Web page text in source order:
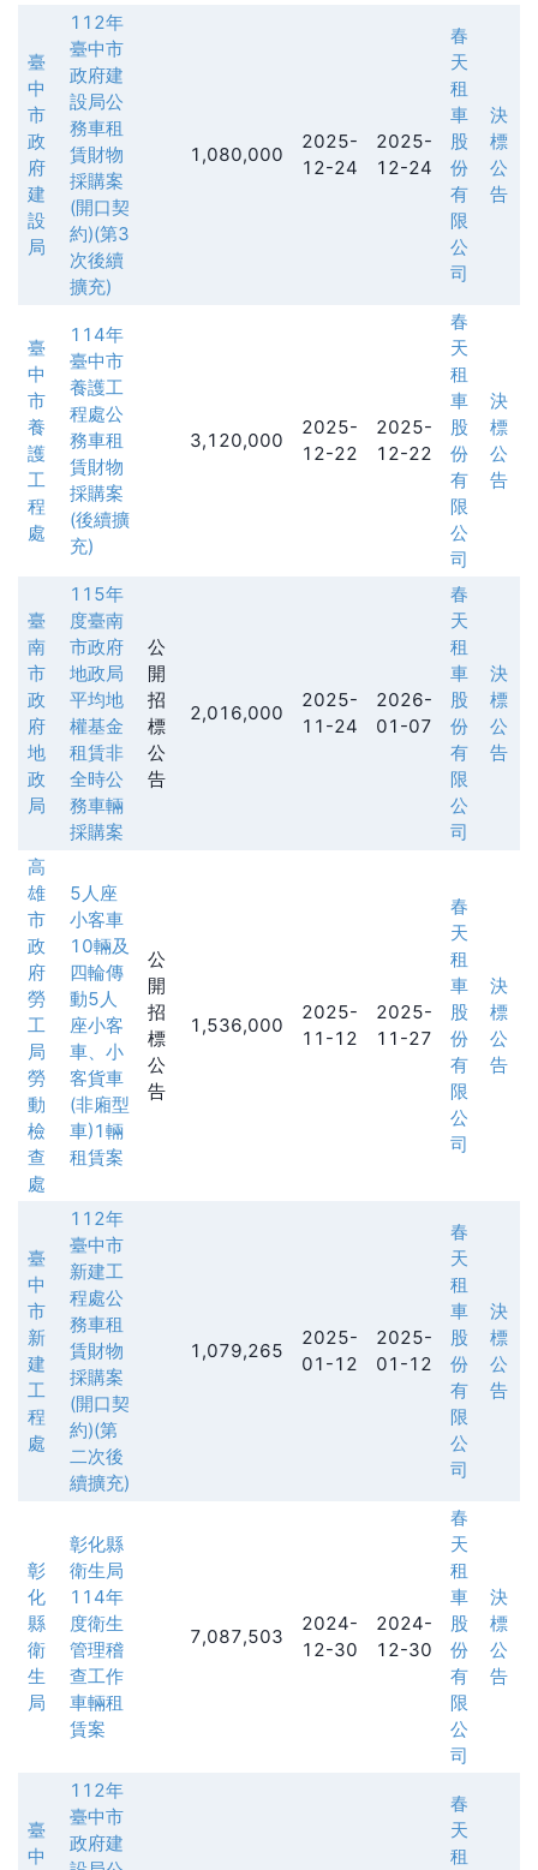
臺
中
市
政
府
建
設
局
112年
臺中市
政府建
設局公
務車租
賃財物
採購案
(開口契
約)(第3
次後續
擴充)
1,080,000
2025-
12-24
2025-
12-24
春
天
租
車
股
份
有
限
公
司
決
標
公
告
臺
中
市
養
護
工
程
處
114年
臺中市
養護工
程處公
務車租
賃財物
採購案
(後續擴
充)
3,120,000
2025-
12-22
2025-
12-22
春
天
租
車
股
份
有
限
公
司
決
標
公
告
臺
南
市
政
府
地
政
局
115年
度臺南
市政府
地政局
平均地
權基金
租賃非
全時公
務車輛
採購案
公
開
招
標
公
告
2,016,000
2025-
11-24
2026-
01-07
春
天
租
車
股
份
有
限
公
司
決
標
公
告
高
雄
市
政
府
勞
工
局
勞
動
檢
查
處
5人座
小客車
10輛及
四輪傳
動5人
座小客
車、小
客貨車
(非廂型
車)1輛
租賃案
公
開
招
標
公
告
1,536,000
2025-
11-12
2025-
11-27
春
天
租
車
股
份
有
限
公
司
決
標
公
告
臺
中
市
新
建
工
程
處
112年
臺中市
新建工
程處公
務車租
賃財物
採購案
(開口契
約)(第
二次後
續擴充)
1,079,265
2025-
01-12
2025-
01-12
春
天
租
車
股
份
有
限
公
司
決
標
公
告
彰
化
縣
衛
生
局
彰化縣
衛生局
114年
度衛生
管理稽
查工作
車輛租
賃案
7,087,503
2024-
12-30
2024-
12-30
春
天
租
車
股
份
有
限
公
司
決
標
公
告
臺
中
112年
臺中市
政府建
春
天
租